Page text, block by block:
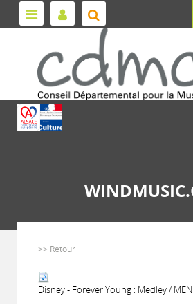
>> Retour
Disney - Forever Young : Medley /